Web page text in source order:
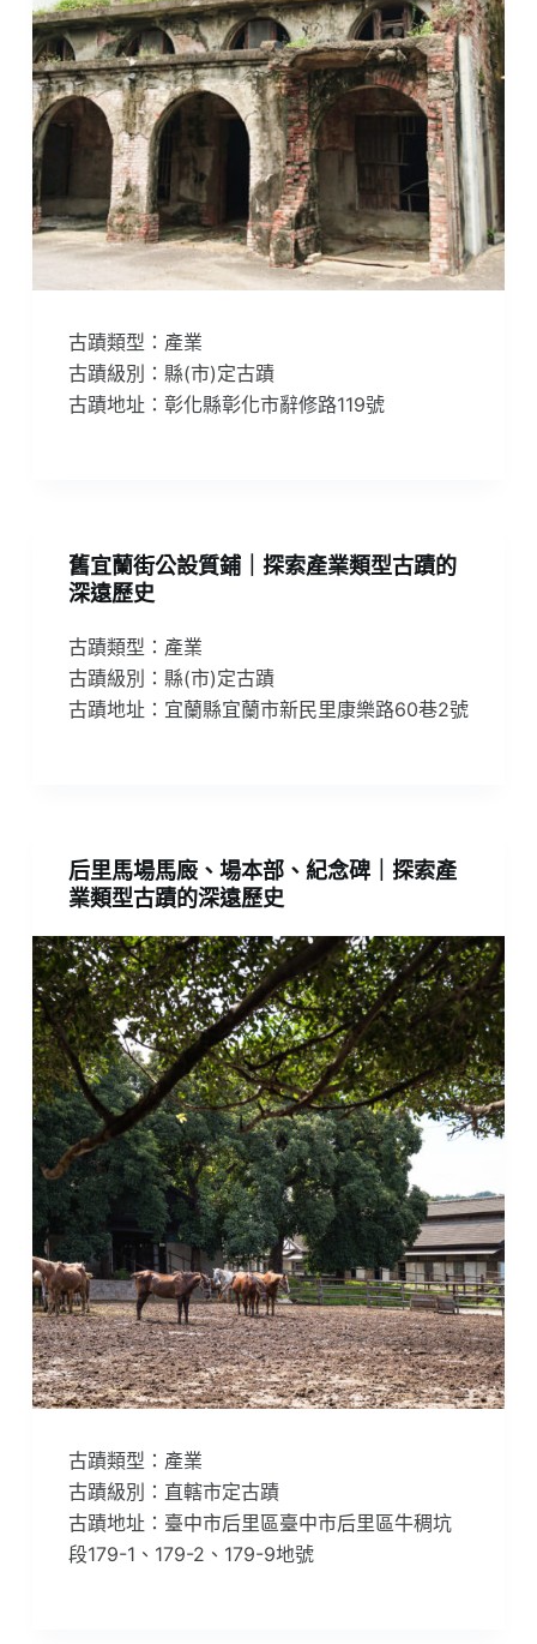
古蹟類型：產業
古蹟級別：縣(市)定古蹟
古蹟地址：彰化縣彰化市辭修路119號
舊宜蘭街公設質鋪｜探索產業類型古蹟的
深遠歷史
古蹟類型：產業
古蹟級別：縣(市)定古蹟
古蹟地址：宜蘭縣宜蘭市新民里康樂路60巷2號
后里馬場馬廄、場本部、紀念碑｜探索產
業類型古蹟的深遠歷史
古蹟類型：產業
古蹟級別：直轄市定古蹟
古蹟地址：臺中市后里區臺中市后里區牛稠坑
段179-1、179-2、179-9地號